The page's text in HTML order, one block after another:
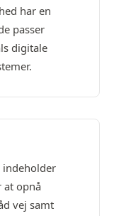
har en
passer
digitale
indeholder
at opnå
vej samt